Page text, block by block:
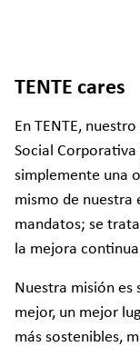
TENTE cares
En TENTE,
Social Corporativa
simplemente una
mismo de nuestra
mandatos; se
la mejora
Nuestra misión es
mejor, un mejor
más sostenibles,